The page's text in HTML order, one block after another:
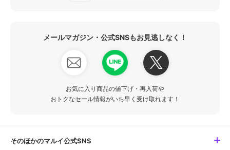
メールマガジン・公式SNSもお見逃しなく！
お気に入り商品の値下げ・再入荷や
おトクなセール情報がいち早く受け取れます！
そのほかのマルイ公式SNS